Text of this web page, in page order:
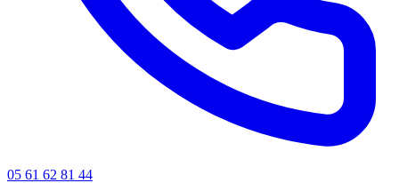
05 61 62 81 44